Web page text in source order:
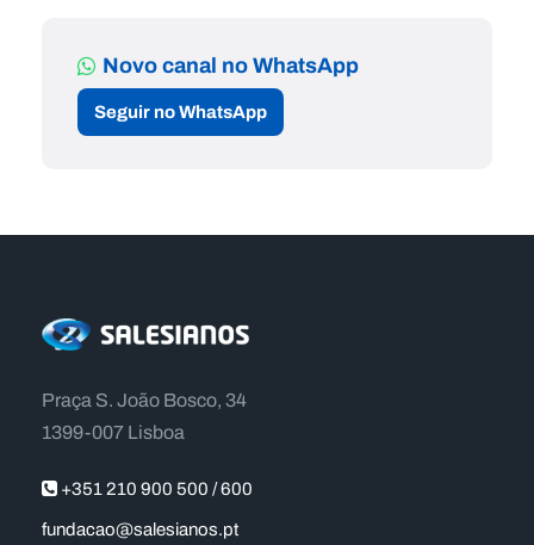
Novo canal no WhatsApp
Seguir no WhatsApp
Praça S. João Bosco, 34
1399-007 Lisboa
+351 210 900 500 / 600
fundacao@salesianos.pt